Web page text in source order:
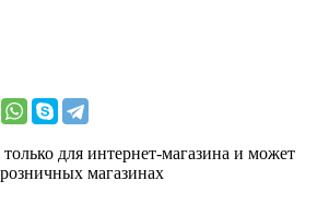
для интернет-магазина и может
магазинах